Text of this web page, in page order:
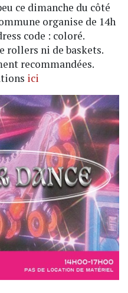
ce dimanche du côté
organise de 14h
code : coloré.
rollers ni de baskets.
recommandées.
ici